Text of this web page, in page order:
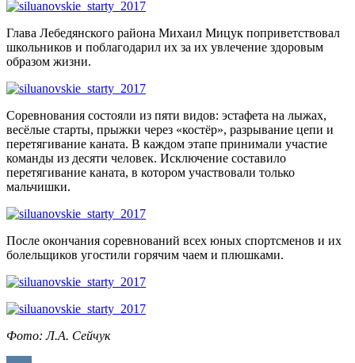
Глава Лебедянского района Михаил Мицук поприветствовал
школьников и поблагодарил их за их увлечение здоровым
образом жизни.
Соревнования состояли из пяти видов: эстафета на лыжах,
весёлые старты, прыжки через «костёр», разрывание цепи и
перетягивание каната. В каждом этапе принимали участие
команды из десяти человек. Исключение составило
перетягивание каната, в котором участвовали только
мальчишки.
После окончания соревнований всех юных спортсменов и их
болельщиков угостили горячим чаем и плюшками.
Фото: Л.А. Сейчук